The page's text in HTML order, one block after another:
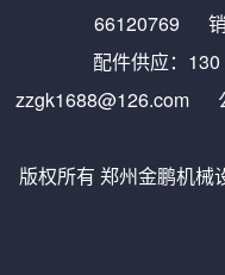
66120769 销
配件供应：
zzgk1688@126.com
版权所有 郑州金鹏机